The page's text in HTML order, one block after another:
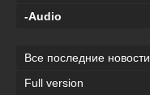
-Audio
Все последние новости
Full version